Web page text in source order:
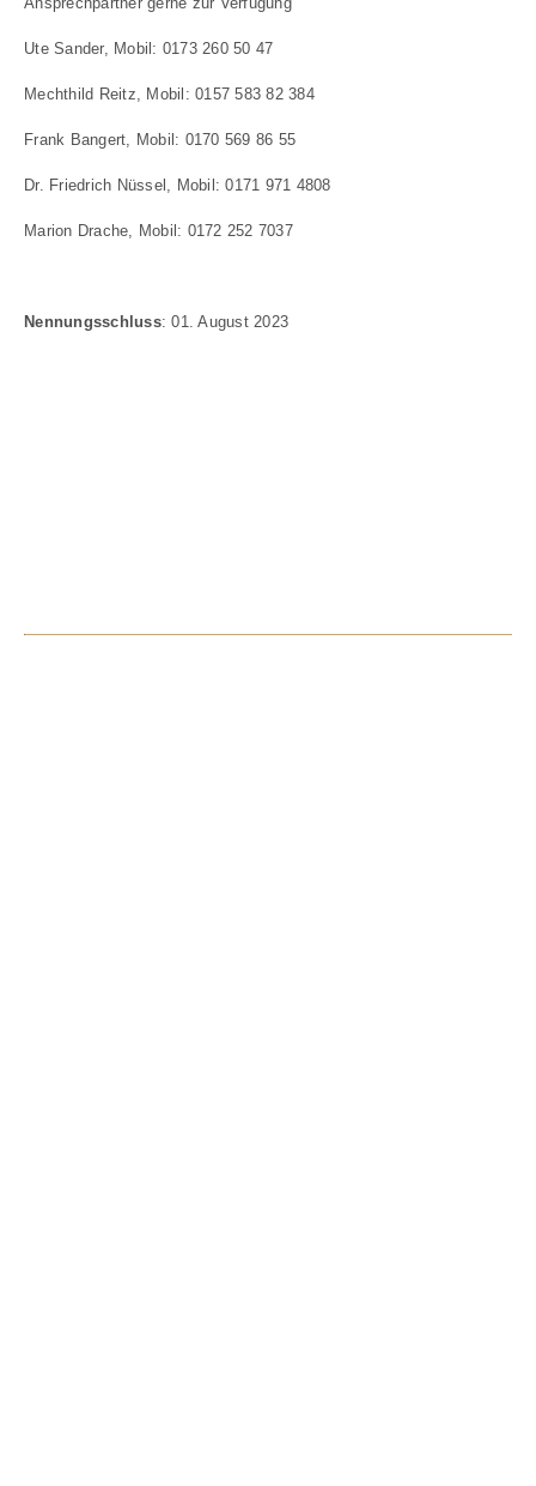
Ute Sander, Mobil: 0173 260 50 47
Mechthild Reitz, Mobil: 0157 583 82 384
Frank Bangert, Mobil: 0170 569 86 55
Dr. Friedrich Nüssel, Mobil: 0171 971 4808
Marion Drache, Mobil: 0172 252 7037
Nennungsschluss: 01. August 2023